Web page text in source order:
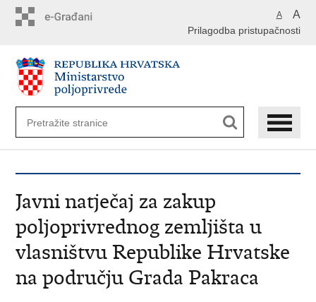
A A
Prilagodba pristupačnosti
Javni natječaj za zakup
poljoprivrednog zemljišta u
vlasništvu Republike Hrvatske
na području Grada Pakraca